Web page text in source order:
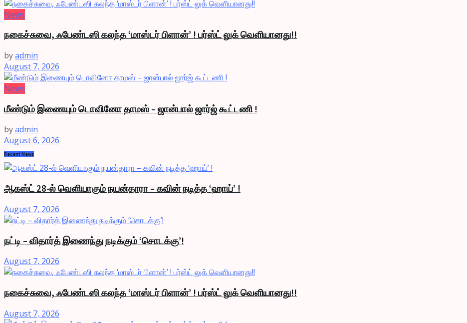
News
நகைச்சுவை, ஃபேண்டஸி கலந்த ‘மாஸ்டர் பிளான்’ ! பர்ஸ்ட் லுக் வெளியானது!!
byadmin
August 7, 2026
News
மீண்டும் இணையும் டொவினோ தாமஸ் – ஜான்பால் ஜார்ஜ் கூட்டணி !
byadmin
August 6, 2026
Recent News
ஆகஸ்ட் 28-ல் வெளியாகும் நயன்தாரா – கவின் நடித்த ‘ஹாய்’ !
August 7, 2026
நட்டி – விதார்த் இணைந்து நடிக்கும் ‘சொடக்கு’!
August 7, 2026
நகைச்சுவை, ஃபேண்டஸி கலந்த ‘மாஸ்டர் பிளான்’ ! பர்ஸ்ட் லுக் வெளியானது!!
August 7, 2026